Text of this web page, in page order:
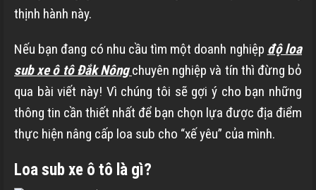
thịnh hành này.
Nếu bạn đang có nhu cầu tìm một doanh nghiệp độ loa
sub xe ô tô Đắk Nôngchuyên nghiệp và tín thì đừng bỏ
qua bài viết này! Vì chúng tôi sẽ gợi ý cho bạn những
thông tin cần thiết nhất để bạn chọn lựa được địa điểm
thực hiện nâng cấp loa sub cho “xế yêu” của mình.
Loa sub xe ô tô là gì?